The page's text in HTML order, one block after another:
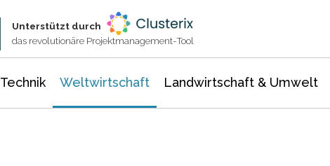
Unterstützt durch
das revolutionäre Projektmanagement-Tool
Technik Weltwirtschaft Landwirtschaft & Umwelt